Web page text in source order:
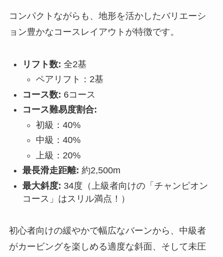
コンパクトながらも、地形を活かしたバリエーシ
ョン豊かなコースレイアウトが特徴です。
リフト数: 全2基
ペアリフト：2基
コース数: 6コース
コース難易度割合:
初級：40%
中級：40%
上級：20%
最長滑走距離: 約2,500m
最大斜度: 34度（上級者向けの「チャンピオン
コース」はスリル満点！）
初心者向けの緩やかで幅広なバーンから、中級者
がカービングを楽しめる適度な斜面、そして未圧